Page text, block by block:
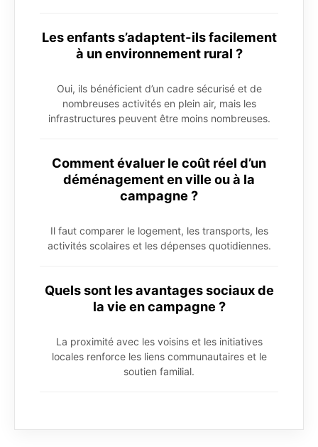
Les enfants s’adaptent-ils facilement
à un environnement rural ?
Oui, ils bénéficient d’un cadre sécurisé et de
nombreuses activités en plein air, mais les
infrastructures peuvent être moins nombreuses.
Comment évaluer le coût réel d’un
déménagement en ville ou à la
campagne ?
Il faut comparer le logement, les transports, les
activités scolaires et les dépenses quotidiennes.
Quels sont les avantages sociaux de
la vie en campagne ?
La proximité avec les voisins et les initiatives
locales renforce les liens communautaires et le
soutien familial.